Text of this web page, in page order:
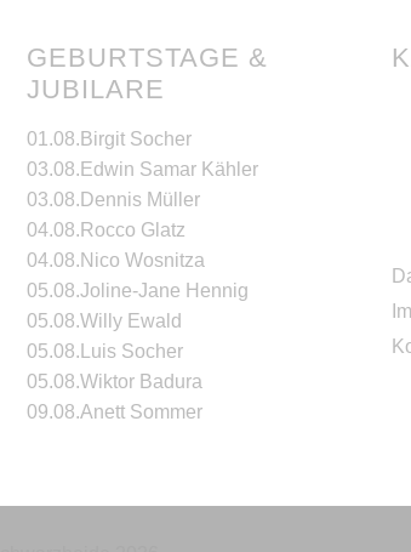
GEBURTSTAGE &
JUBILARE
01.08. Birgit Socher
03.08. Edwin Samar Kähler
03.08. Dennis Müller
04.08. Rocco Glatz
04.08.Nico Wosnitza
05.08.Joline-Jane Hennig
05.08.Willy Ewald
05.08. Luis Socher
05.08.Wiktor Badura
09.08.Anett Sommer